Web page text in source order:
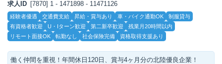
求人ID [7870] 1 - 1471898 - 11471126
こ
だ
わ
り
経験者優遇 交通費支給 昇給・賞与あり 車・バイク通勤OK
制服貸与
有資格者歓迎
U・Iターン歓迎 第二新卒歓迎
残業月20時間以内
リモート面接OK
転勤なし 社会保険完備 資格取得支援あり
働く仲間を重視！年間休日120日、賞与4ヶ月分の北陸優良企業！